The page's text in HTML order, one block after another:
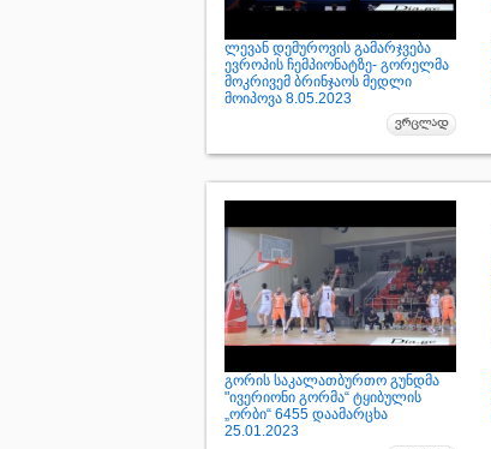
ლევან დემუროვის გამარჯვება
ევროპის ჩემპიონატზე- გორელმა
მოკრივემ ბრინჯაოს მედლი
მოიპოვა 8.05.2023
გორის საკალათბურთო გუნდმა
"ივერიონი გორმა“ ტყიბულის
„ორბი“ 6455 დაამარცხა
25.01.2023